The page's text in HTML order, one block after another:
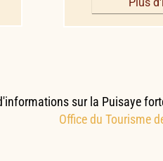
sur la Puisaye
Office du Tourisme